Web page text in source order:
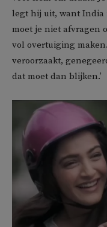
legt hij uit, want India
moet je niet afvragen
vol overtuiging
veroorzaakt,
dat moet dan blijken.’